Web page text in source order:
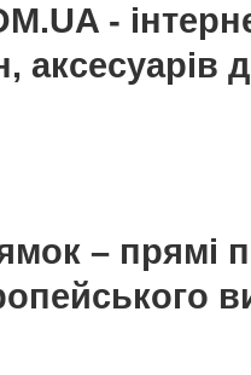
-
аксесуарів
– прямі